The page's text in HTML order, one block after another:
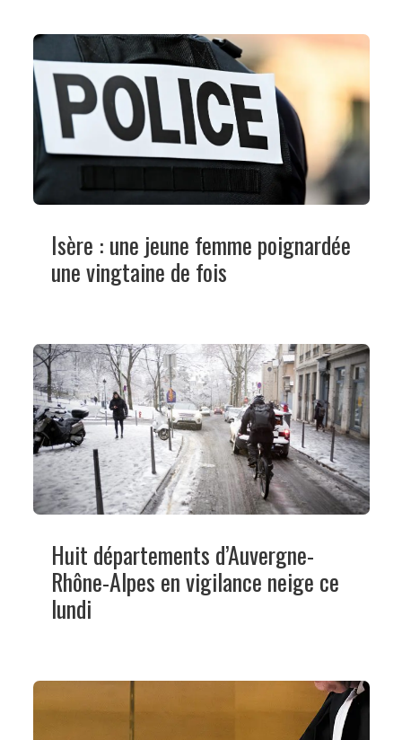
Isère : une jeune femme poignardée
une vingtaine de fois
Huit départements d’Auvergne-
Rhône-Alpes en vigilance neige ce
lundi